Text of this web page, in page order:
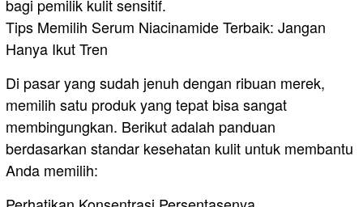
bagi pemilik kulit sensitif.
​Tips Memilih Serum Niacinamide Terbaik: Jangan
Hanya Ikut Tren
​Di pasar yang sudah jenuh dengan ribuan merek,
memilih satu produk yang tepat bisa sangat
membingungkan. Berikut adalah panduan
berdasarkan standar kesehatan kulit untuk membantu
Anda memilih: